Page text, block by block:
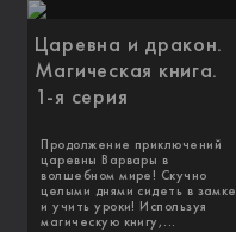
Царевна и дракон.
Магическая книга.
1-я серия
Продолжение приключений
царевны Варвары в
волшебном мире! Скучно
целыми днями сидеть в замке
и учить уроки! Используя
магическую книгу,...